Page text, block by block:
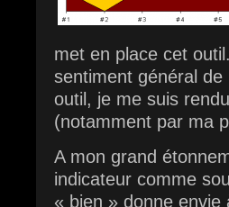
met en place cet
sentiment général de
outil, je me suis
(notamment par ma
A mon grand
indicateur comme
« bien » donne envie